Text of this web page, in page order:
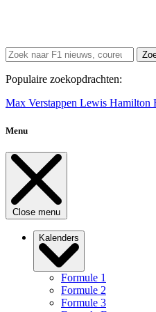
Populaire zoekopdrachten:
Max Verstappen Lewis Hamilton
Menu
Close menu
Kalenders
Formule 1
Formule 2
Formule 3